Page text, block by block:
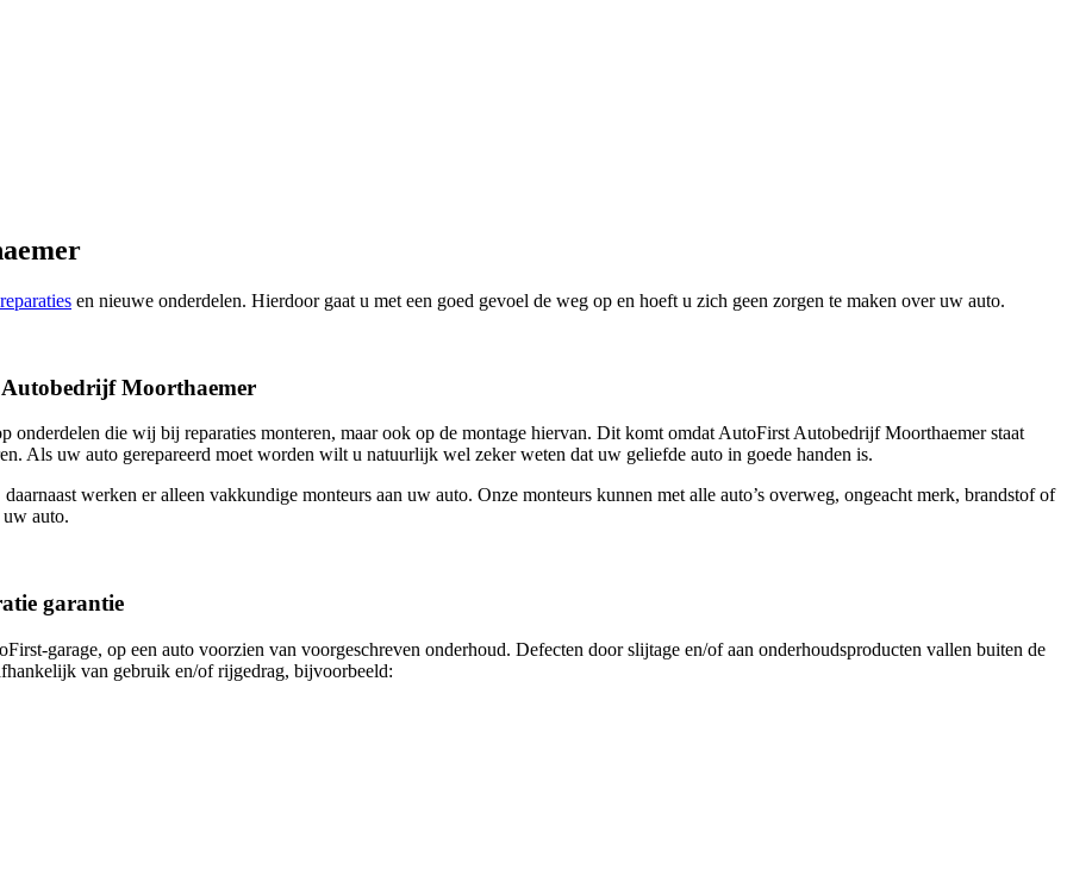
reparaties en nieuwe onderdelen. Hierdoor gaat u met een goed gevoel de weg op en hoeft u zich geen zorgen te maken over uw auto.
Moorthaemer
onderdelen die wij bij reparaties monteren, maar ook op de montage hiervan. Dit komt omdat AutoFirst Autobedrijf Moorthaemer staat
Als uw auto gerepareerd moet worden wilt u natuurlijk wel zeker weten dat uw geliefde auto in goede handen is.
werken er alleen vakkundige monteurs aan uw auto. Onze monteurs kunnen met alle auto’s overweg, ongeacht merk, brandstof of
auto.
garantie
garage, op een auto voorzien van voorgeschreven onderhoud. Defecten door slijtage en/of aan onderhoudsproducten vallen buiten de
van gebruik en/of rijgedrag, bijvoorbeeld: